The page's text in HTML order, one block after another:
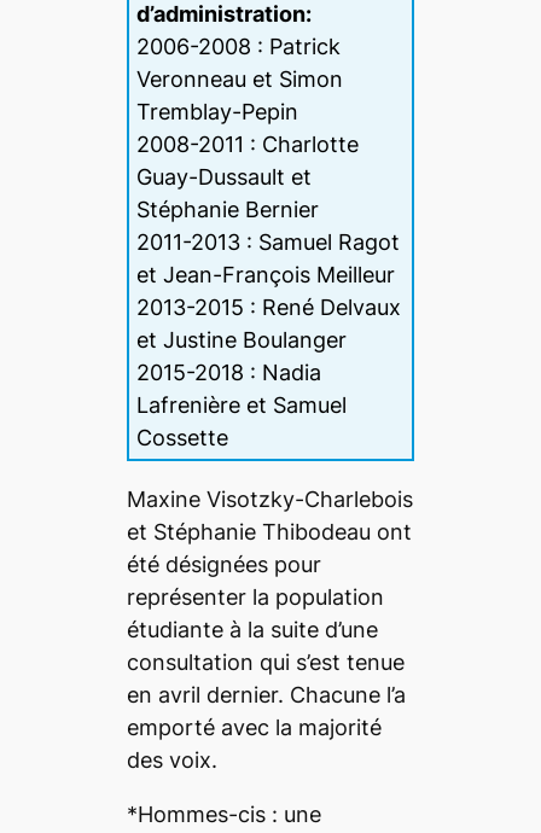
d’administration:
2006-2008 : Patrick
Veronneau et Simon
Tremblay-Pepin
2008-2011 : Charlotte
Guay-Dussault et
Stéphanie Bernier
2011-2013 : Samuel Ragot
et Jean-François Meilleur
2013-2015 : René Delvaux
et Justine Boulanger
2015-2018 : Nadia
Lafrenière et Samuel
Cossette
Maxine Visotzky-Charlebois
et Stéphanie Thibodeau ont
été désignées pour
représenter la population
étudiante à la suite d’une
consultation qui s’est tenue
en avril dernier. Chacune l’a
emporté avec la majorité
des voix.
*Hommes-cis : une